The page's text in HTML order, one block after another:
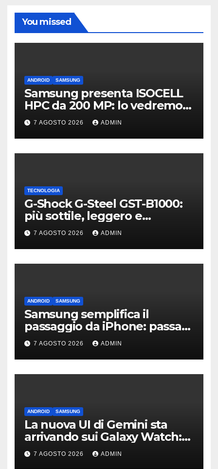
You missed
ANDROID SAMSUNG
Samsung presenta ISOCELL
HPC da 200 MP: lo vedremo
sui Galaxy S27?
7 AGOSTO 2026 ADMIN
TECNOLOGIA
G-Shock G-Steel GST-B1000:
più sottile, leggero e
connesso
7 AGOSTO 2026 ADMIN
ANDROID SAMSUNG
Samsung semplifica il
passaggio da iPhone: passa
WhatsApp e c’è l’assistenza
7 AGOSTO 2026 ADMIN
ANDROID SAMSUNG
La nuova UI di Gemini sta
arrivando sui Galaxy Watch:
primi avvistamenti
7 AGOSTO 2026 ADMIN